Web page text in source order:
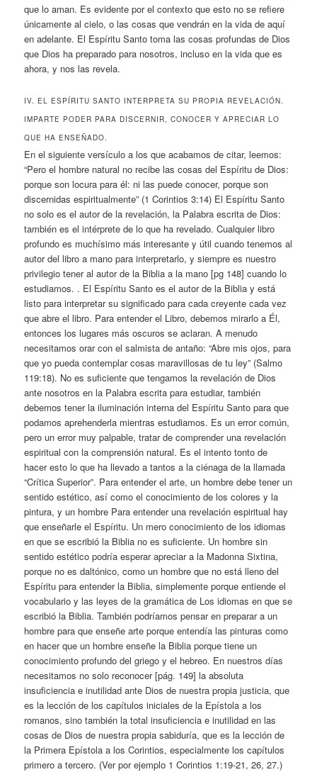
que lo aman. Es evidente por el contexto que esto no se refiere
únicamente al cielo, o las cosas que vendrán en la vida de aquí
en adelante. El Espíritu Santo toma las cosas profundas de Dios
que Dios ha preparado para nosotros, incluso en la vida que es
ahora, y nos las revela.
IV. EL ESPÍRITU SANTO INTERPRETA SU PROPIA REVELACIÓN.
IMPARTE PODER PARA DISCERNIR, CONOCER Y APRECIAR LO
QUE HA ENSEÑADO.
En el siguiente versículo a los que acabamos de citar, leemos:
“Pero el hombre natural no recibe las cosas del Espíritu de Dios:
porque son locura para él: ni las puede conocer, porque son
discernidas espiritualmente” (1 Corintios 3:14) El Espíritu Santo
no solo es el autor de la revelación, la Palabra escrita de Dios:
también es el intérprete de lo que ha revelado. Cualquier libro
profundo es muchísimo más interesante y útil cuando tenemos al
autor del libro a mano para interpretarlo, y siempre es nuestro
privilegio tener al autor de la Biblia a la mano [pg 148] cuando lo
estudiamos. . El Espíritu Santo es el autor de la Biblia y está
listo para interpretar su significado para cada creyente cada vez
que abre el libro. Para entender el Libro, debemos mirarlo a Él,
entonces los lugares más oscuros se aclaran. A menudo
necesitamos orar con el salmista de antaño: “Abre mis ojos, para
que yo pueda contemplar cosas maravillosas de tu ley” (Salmo
119:18). No es suficiente que tengamos la revelación de Dios
ante nosotros en la Palabra escrita para estudiar, también
debemos tener la iluminación interna del Espíritu Santo para que
podamos aprehenderla mientras estudiamos. Es un error común,
pero un error muy palpable, tratar de comprender una revelación
espiritual con la comprensión natural. Es el intento tonto de
hacer esto lo que ha llevado a tantos a la ciénaga de la llamada
“Crítica Superior”. Para entender el arte, un hombre debe tener un
sentido estético, así como el conocimiento de los colores y la
pintura, y un hombre Para entender una revelación espiritual hay
que enseñarle el Espíritu. Un mero conocimiento de los idiomas
en que se escribió la Biblia no es suficiente. Un hombre sin
sentido estético podría esperar apreciar a la Madonna Sixtina,
porque no es daltónico, como un hombre que no está lleno del
Espíritu para entender la Biblia, simplemente porque entiende el
vocabulario y las leyes de la gramática de Los idiomas en que se
escribió la Biblia. También podríamos pensar en preparar a un
hombre para que enseñe arte porque entendía las pinturas como
en hacer que un hombre enseñe la Biblia porque tiene un
conocimiento profundo del griego y el hebreo. En nuestros días
necesitamos no solo reconocer [pág. 149] la absoluta
insuficiencia e inutilidad ante Dios de nuestra propia justicia, que
es la lección de los capítulos iniciales de la Epístola a los
romanos, sino también la total insuficiencia e inutilidad en las
cosas de Dios de nuestra propia sabiduría, que es la lección de
la Primera Epístola a los Corintios, especialmente los capítulos
primero a tercero. (Ver por ejemplo 1 Corintios 1:19-21, 26, 27.)